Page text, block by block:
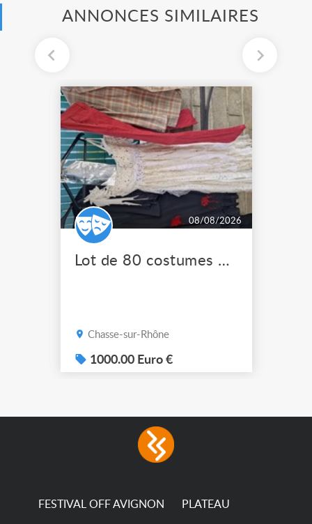
ANNONCES SIMILAIRES
08/08/2026
Lot de 80 costumes de scène pro
Chasse-sur-Rhône
1000.00 Euro €
FESTIVAL OFF AVIGNON PLATEAU